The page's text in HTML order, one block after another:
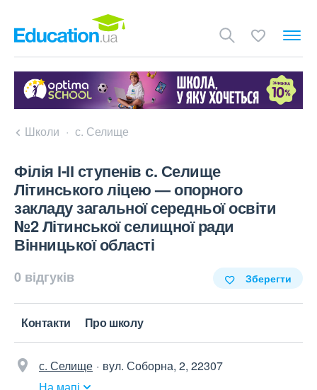
Школи с. Селище
Філія І-ІІ ступенів с. Селище
Літинського ліцею — опорного
закладу загальної середньої освіти
№2 Літинської селищної ради
Вінницької області
0 відгуків Зберегти
Контакти Про школу
с. Селище
вул. Соборна, 2, 22307